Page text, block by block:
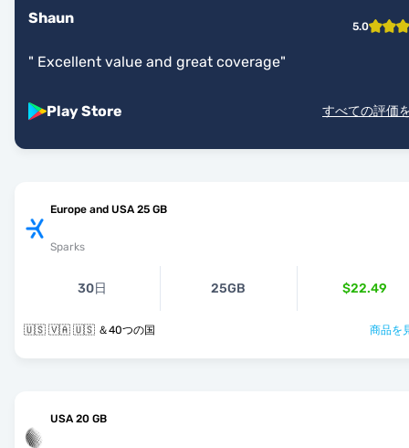
Shaun 5.0
" Excellent value and great coverage"
Play Store すべての評価
Europe and USA 25 GB
Sparks
30日 25GB $22.49
🇺🇸 🇻🇦 🇺🇸 ＆40つの国 商品を
USA 20 GB